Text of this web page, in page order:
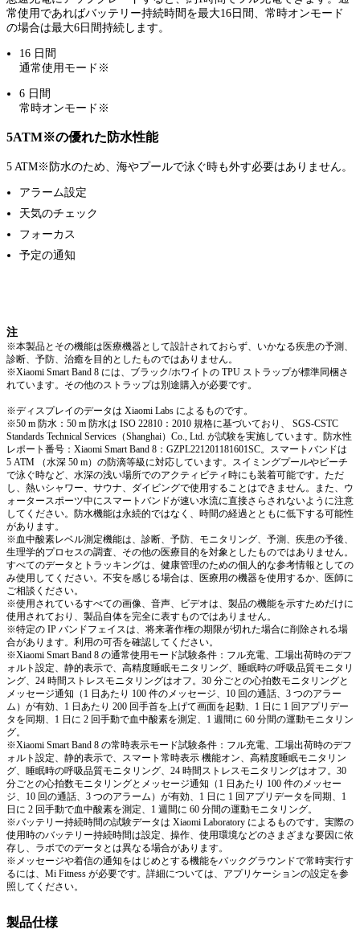
常使用であればバッテリー持続時間を最大16日間、常時オンモード
の場合は最大6日間持続します。
16 日間
通常使用モード※
6 日間
常時オンモード※
5ATM※の優れた防水性能
5 ATM※防水のため、海やプールで泳ぐ時も外す必要はありません。
アラーム設定
天気のチェック
フォーカス
予定の通知
注
※本製品とその機能は医療機器として設計されておらず、いかなる疾患の予測、
診断、予防、治癒を目的としたものではありません。
※Xiaomi Smart Band 8 には、ブラック/ホワイトの TPU ストラップが標準同梱さ
れています。その他のストラップは別途購入が必要です。
※ディスプレイのデータは Xiaomi Labs によるものです。
※50 m 防水：50 m 防水は ISO 22810：2010 規格に基づいており、 SGS-CSTC
Standards Technical Services（Shanghai）Co., Ltd. が試験を実施しています。防水性
レポート番号：Xiaomi Smart Band 8：GZPL221201181601SC。スマートバンドは
5 ATM （水深 50 m）の防滴等級に対応しています。スイミングプールやビーチ
で泳ぐ時など、水深の浅い場所でのアクティビティ時にも装着可能です。ただ
し、熱いシャワー、サウナ、ダイビングで使用することはできません。また、ウ
ォータースポーツ中にスマートバンドが速い水流に直接さらされないように注意
してください。防水機能は永続的ではなく、時間の経過とともに低下する可能性
があります。
※血中酸素レベル測定機能は、診断、予防、モニタリング、予測、疾患の予後、
生理学的プロセスの調査、その他の医療目的を対象としたものではありません。
すべてのデータとトラッキングは、健康管理のための個人的な参考情報としての
み使用してください。不安を感じる場合は、医療用の機器を使用するか、医師に
ご相談ください。
※使用されているすべての画像、音声、ビデオは、製品の機能を示すためだけに
使用されており、製品自体を完全に表すものではありません。
※特定の IP バンドフェイスは、将来著作権の期限が切れた場合に削除される場
合があります。利用の可否を確認してください。
※Xiaomi Smart Band 8 の通常使用モード試験条件：フル充電、工場出荷時のデフ
ォルト設定、静的表示で、高精度睡眠モニタリング、睡眠時の呼吸品質モニタリ
ング、24 時間ストレスモニタリングはオフ。30 分ごとの心拍数モニタリングと
メッセージ通知（1 日あたり 100 件のメッセージ、10 回の通話、3 つのアラー
ム）が有効、1 日あたり 200 回手首を上げて画面を起動、1 日に 1 回アプリデー
タを同期、1 日に 2 回手動で血中酸素を測定、1 週間に 60 分間の運動モニタリン
グ。
※Xiaomi Smart Band 8 の常時表示モード試験条件：フル充電、工場出荷時のデフ
ォルト設定、静的表示で、スマート常時表示 機能オン、高精度睡眠モニタリン
グ、睡眠時の呼吸品質モニタリング、24 時間ストレスモニタリングはオフ。30
分ごとの心拍数モニタリングとメッセージ通知（1 日あたり 100 件のメッセー
ジ、10 回の通話、3 つのアラーム）が有効、1 日に 1 回アプリデータを同期、1
日に 2 回手動で血中酸素を測定、1 週間に 60 分間の運動モニタリング。
※バッテリー持続時間の試験データは Xiaomi Laboratory によるものです。実際の
使用時のバッテリー持続時間は設定、操作、使用環境などのさまざまな要因に依
存し、ラボでのデータとは異なる場合があります。
※メッセージや着信の通知をはじめとする機能をバックグラウンドで常時実行す
るには、Mi Fitness が必要です。詳細については、アプリケーションの設定を参
照してください。
製品仕様